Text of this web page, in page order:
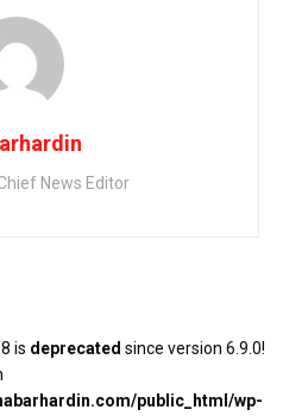
News Editor
is deprecated since version 6.9.0!
public_html/wp-